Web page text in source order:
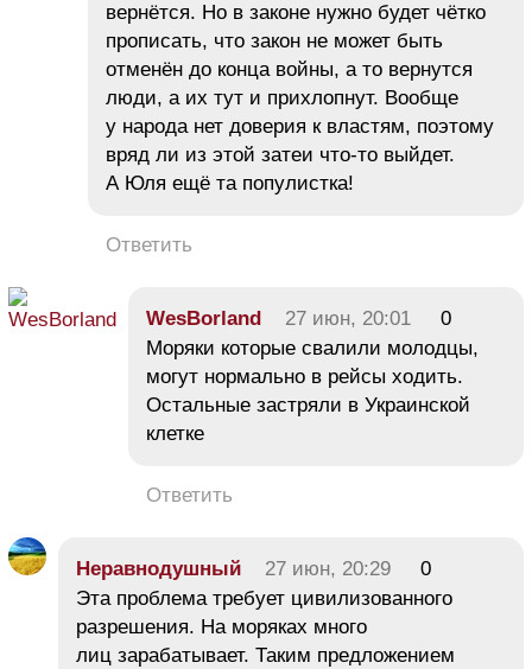
вернётся. Но в законе нужно будет чётко
прописать, что закон не может быть
отменён до конца войны, а то вернутся
люди, а их тут и прихлопнут. Вообще
у народа нет доверия к властям, поэтому
вряд ли из этой затеи что-то выйдет.
А Юля ещё та популистка!
Ответить
WesBorland 27 июн, 20:01
0
Моряки которые свалили молодцы,
могут нормально в рейсы ходить.
Остальные застряли в Украинской
клетке
Ответить
Неравнодушный 27 июн, 20:29
0
Эта проблема требует цивилизованного
разрешения. На моряках много
лиц зарабатывает. Таким предложением